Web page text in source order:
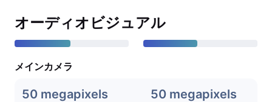
オーディオビジュアル
メインカメラ
50 megapixels 50 megapixels